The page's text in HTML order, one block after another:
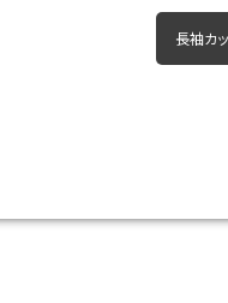
長袖カ